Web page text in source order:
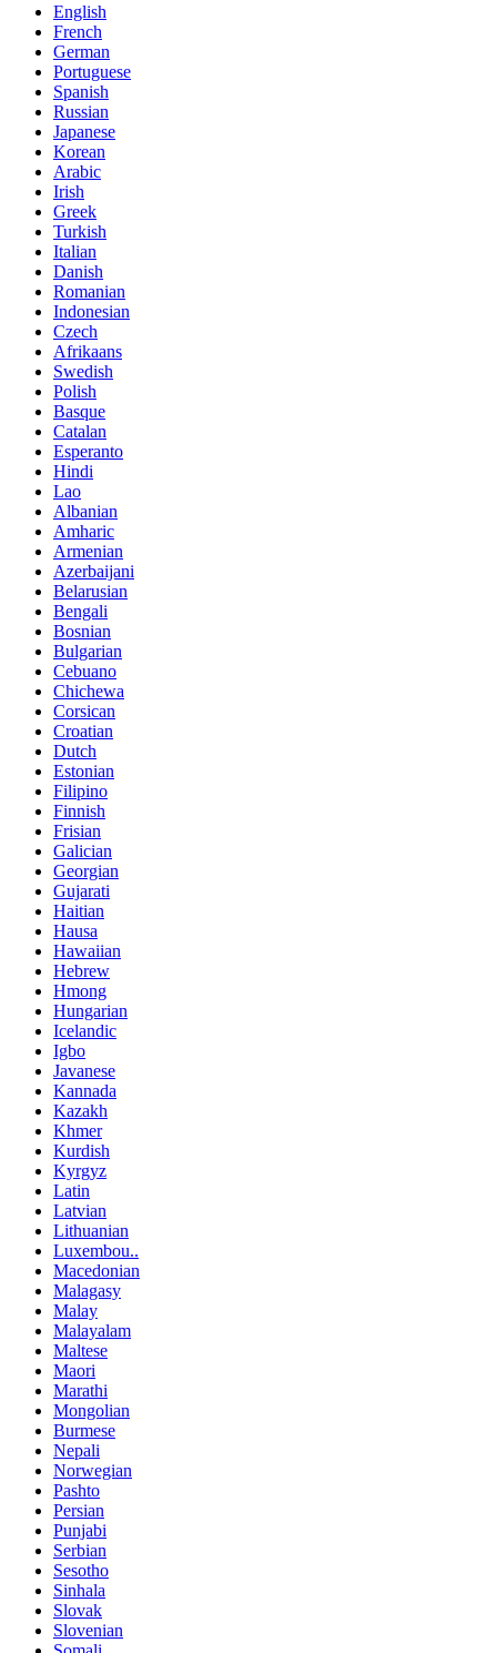
English
French
German
Portuguese
Spanish
Russian
Japanese
Korean
Arabic
Irish
Greek
Turkish
Italian
Danish
Romanian
Indonesian
Czech
Afrikaans
Swedish
Polish
Basque
Catalan
Esperanto
Hindi
Lao
Albanian
Amharic
Armenian
Azerbaijani
Belarusian
Bengali
Bosnian
Bulgarian
Cebuano
Chichewa
Corsican
Croatian
Dutch
Estonian
Filipino
Finnish
Frisian
Galician
Georgian
Gujarati
Haitian
Hausa
Hawaiian
Hebrew
Hmong
Hungarian
Icelandic
Igbo
Javanese
Kannada
Kazakh
Khmer
Kurdish
Kyrgyz
Latin
Latvian
Lithuanian
Luxembou..
Macedonian
Malagasy
Malay
Malayalam
Maltese
Maori
Marathi
Mongolian
Burmese
Nepali
Norwegian
Pashto
Persian
Punjabi
Serbian
Sesotho
Sinhala
Slovak
Slovenian